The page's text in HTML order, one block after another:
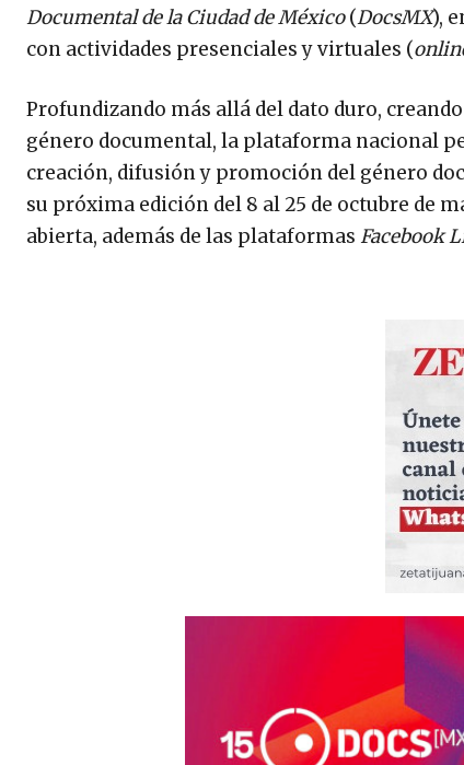
Documental de la Ciudad de México(DocsMX),
con actividades presenciales y virtuales (
Profundizando más allá del dato duro,
género documental, la plataforma nacional
creación, difusión y promoción del género
su próxima edición del 8 al 25 de octubre de
abierta, además de las plataformas Facebook